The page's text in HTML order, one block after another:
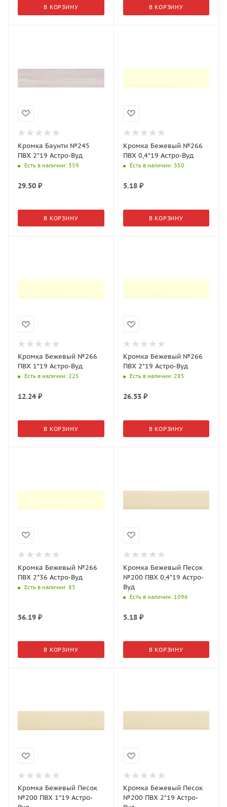
В КОРЗИНУ В КОРЗИНУ
Кромка Баунти №245
ПВХ 2*19 Астро-Вуд
Есть в наличии: 359
29.50 ₽
В КОРЗИНУ
Кромка Бежевый №266
ПВХ 0,4*19 Астро-Вуд
Есть в наличии: 350
5.18₽
В КОРЗИНУ
Кромка Бежевый №266
ПВХ 1*19 Астро-Вуд
Есть в наличии: 225
12.24₽
В КОРЗИНУ
Кромка Бежевый №266
ПВХ 2*19 Астро-Вуд
Есть в наличии: 285
26.53₽
В КОРЗИНУ
Кромка Бежевый №266
ПВХ 2*36 Астро-Вуд
Есть в наличии: 85
56.19 ₽
В КОРЗИНУ
Кромка Бежевый Песок
№200 ПВХ 0,4*19 Астро-
Вуд
Есть в наличии: 1096
5.18₽
В КОРЗИНУ
Кромка Бежевый Песок
№200 ПВХ 1*19 Астро-
Кромка Бежевый Песок
№200 ПВХ 2*19 Астро-